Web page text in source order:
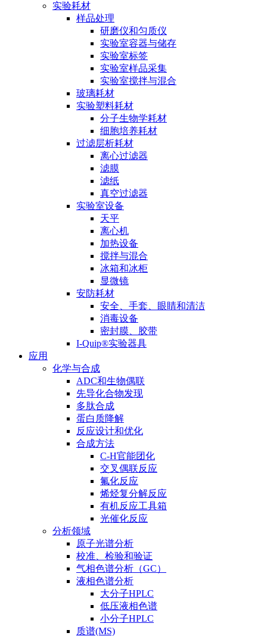
实验耗材
样品处理
研磨仪和匀质仪
实验室容器与储存
实验室标签
实验室样品采集
实验室搅拌与混合
玻璃耗材
实验塑料耗材
分子生物学耗材
细胞培养耗材
过滤层析耗材
离心过滤器
滤膜
滤纸
真空过滤器
实验室设备
天平
离心机
加热设备
搅拌与混合
冰箱和冰柜
显微镜
安防耗材
安全、手套、眼睛和清洁
消毒设备
密封膜、胶带
I-Quip®️实验器具
应用
化学与合成
ADC和生物偶联
先导化合物发现
多肽合成
蛋白质降解
反应设计和优化
合成方法
C-H官能团化
交叉偶联反应
氟化反应
烯烃复分解反应
有机反应工具箱
光催化反应
分析领域
原子光谱分析
校准、检验和验证
气相色谱分析（GC）
液相色谱分析
大分子HPLC
低压液相色谱
小分子HPLC
质谱(MS)